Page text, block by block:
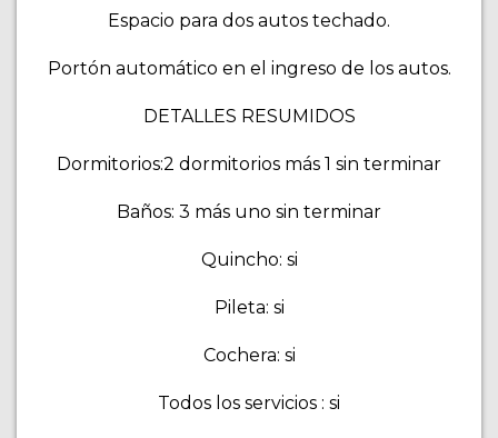
Espacio para dos autos techado.
Portón automático en el ingreso de los autos.
DETALLES RESUMIDOS
Dormitorios:2 dormitorios más 1 sin terminar
Baños: 3 más uno sin terminar
Quincho: si
Pileta: si
Cochera: si
Todos los servicios : si